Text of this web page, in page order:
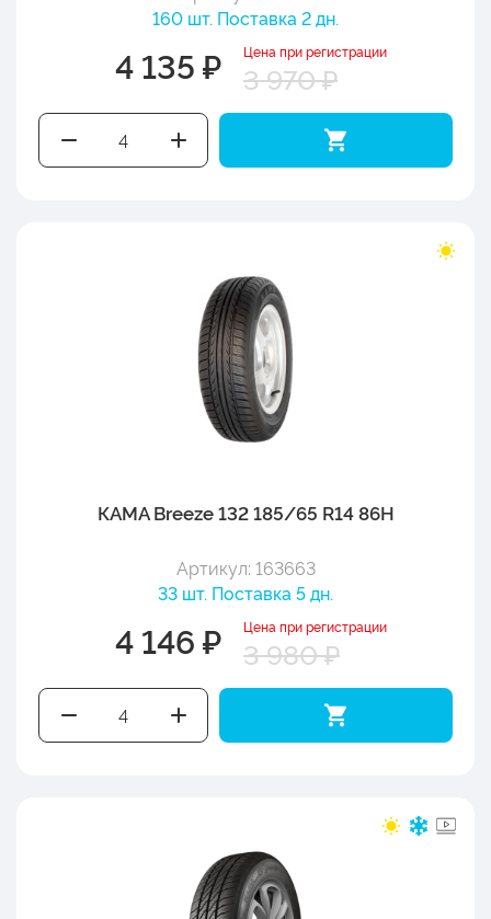
160 шт. Поставка 2 дн.
4 135 ₽ Цена при регистрации
3 970 ₽
КАМА Breeze 132 185/65 R14 86H
Артикул: 163663
33 шт. Поставка 5 дн.
4 146 ₽ Цена при регистрации
3 980 ₽